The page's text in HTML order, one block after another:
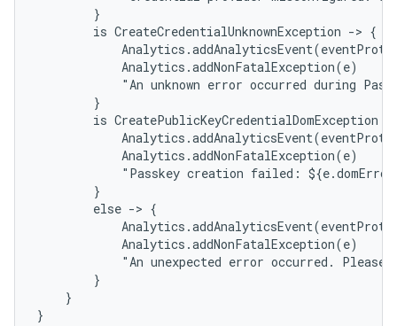
        }
        is CreateCredentialUnknownException -> {
            Analytics.addNonFatalException(e)
"An unknown error occurred during
        }
is CreatePublicKeyCredentialDomException -
            Analytics.addNonFatalException(e)
"Passkey creation failed:
        }
        else -> {
            Analytics.addNonFatalException(e)
"An unexpected error occurred. Please
        }
    }
}